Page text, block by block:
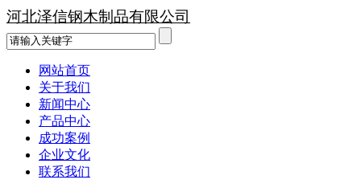
河北泽信钢木制品有限公司
网站首页
关于我们
新闻中心
产品中心
成功案例
企业文化
联系我们